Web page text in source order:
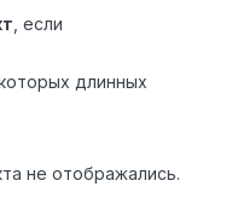
, если
длинных
не отображались.